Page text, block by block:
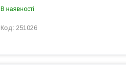
В наявності
251026